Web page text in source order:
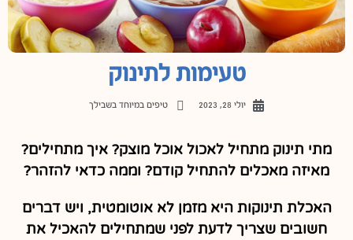
טעימות לתינוק
יולי 28, 2023 טיפים במיוחד בשבילך
מתי תינוק מתחיל לאכול אוכל מוצק? איך מתחילים?
מאיזה מאכלים להתחיל קודם? וממה כדאי להזהר?
האכלת תינוקות היא מזמן לא אוטומטית, ויש דברים
חשובים שצריך לדעת לפני שמתחילים להאכיל את